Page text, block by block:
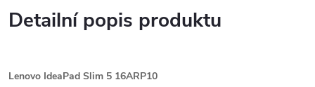
Detailní popis produktu
Lenovo IdeaPad Slim 5 16ARP10